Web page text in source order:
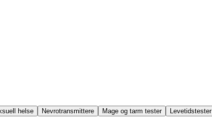
helse Nevrotransmittere Mage og tarm tester Levetidstester